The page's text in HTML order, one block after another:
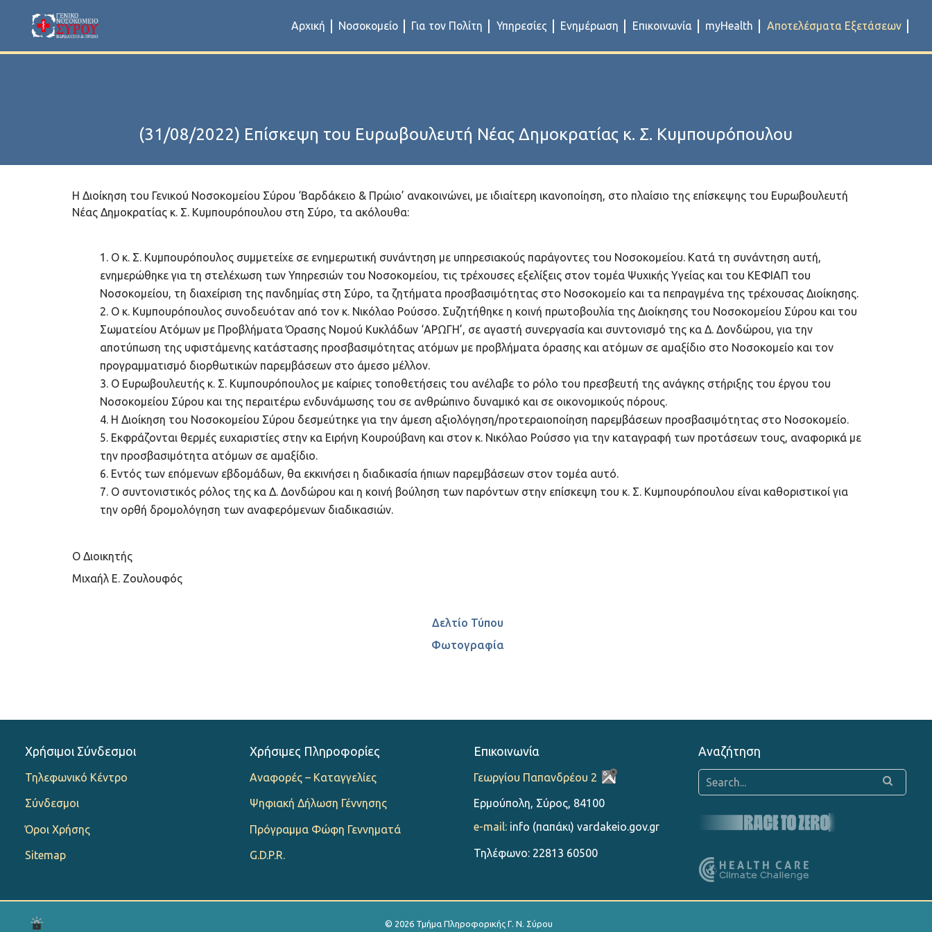
Αρχική Νοσοκομείο Για τον Πολίτη Υπηρεσίες Ενημέρωση Επικοινωνία myHealth Αποτελέσματα Εξετάσεων
(31/08/2022) Επίσκεψη του Ευρωβουλευτή Νέας Δημοκρατίας κ. Σ. Κυμπουρόπουλου
Η Διοίκηση του Γενικού Νοσοκομείου Σύρου ‘Βαρδάκειο & Πρώιο’ ανακοινώνει, με ιδιαίτερη ικανοποίηση, στο πλαίσιο της επίσκεψης του Ευρωβουλευτή
Νέας Δημοκρατίας κ. Σ. Κυμπουρόπουλου στη Σύρο, τα ακόλουθα:
Ο κ. Σ. Κυμπουρόπουλος συμμετείχε σε ενημερωτική συνάντηση με υπηρεσιακούς παράγοντες του Νοσοκομείου. Κατά τη συνάντηση αυτή,
ενημερώθηκε για τη στελέχωση των Υπηρεσιών του Νοσοκομείου, τις τρέχουσες εξελίξεις στον τομέα Ψυχικής Υγείας και του ΚΕΦΙΑΠ του
Νοσοκομείου, τη διαχείριση της πανδημίας στη Σύρο, τα ζητήματα προσβασιμότητας στο Νοσοκομείο και τα πεπραγμένα της τρέχουσας Διοίκησης.
Ο κ. Κυμπουρόπουλος συνοδευόταν από τον κ. Νικόλαο Ρούσσο. Συζητήθηκε η κοινή πρωτοβουλία της Διοίκησης του Νοσοκομείου Σύρου και του
Σωματείου Ατόμων με Προβλήματα Όρασης Νομού Κυκλάδων ‘ΑΡΩΓΗ’, σε αγαστή συνεργασία και συντονισμό της κα Δ. Δονδώρου, για την
αποτύπωση της υφιστάμενης κατάστασης προσβασιμότητας ατόμων με προβλήματα όρασης και ατόμων σε αμαξίδιο στο Νοσοκομείο και τον
προγραμματισμό διορθωτικών παρεμβάσεων στο άμεσο μέλλον.
Ο Ευρωβουλευτής κ. Σ. Κυμπουρόπουλος με καίριες τοποθετήσεις του ανέλαβε το ρόλο του πρεσβευτή της ανάγκης στήριξης του έργου του
Νοσοκομείου Σύρου και της περαιτέρω ενδυνάμωσης του σε ανθρώπινο δυναμικό και σε οικονομικούς πόρους.
Η Διοίκηση του Νοσοκομείου Σύρου δεσμεύτηκε για την άμεση αξιολόγηση/προτεραιοποίηση παρεμβάσεων προσβασιμότητας στο Νοσοκομείο.
Εκφράζονται θερμές ευχαριστίες στην κα Ειρήνη Κουρούβανη και στον κ. Νικόλαο Ρούσσο για την καταγραφή των προτάσεων τους, αναφορικά με
την προσβασιμότητα ατόμων σε αμαξίδιο.
Εντός των επόμενων εβδομάδων, θα εκκινήσει η διαδικασία ήπιων παρεμβάσεων στον τομέα αυτό.
Ο συντονιστικός ρόλος της κα Δ. Δονδώρου και η κοινή βούληση των παρόντων στην επίσκεψη του κ. Σ. Κυμπουρόπουλου είναι καθοριστικοί για
την ορθή δρομολόγηση των αναφερόμενων διαδικασιών.
Ο Διοικητής
Μιχαήλ Ε. Ζουλουφός
Δελτίο Τύπου
Φωτογραφία
Χρήσιμοι Σύνδεσμοι
Τηλεφωνικό Κέντρο
Σύνδεσμοι
Όροι Χρήσης
Sitemap
Χρήσιμες Πληροφορίες
Αναφορές – Καταγγελίες
Ψηφιακή Δήλωση Γέννησης
Πρόγραμμα Φώφη Γεννηματά
G.D.P.R.
Επικοινωνία
Γεωργίου Παπανδρέου 2
Ερμούπολη, Σύρος, 84100
e-mail: info (παπάκι) vardakeio.gov.gr
Τηλέφωνο: 22813 60500
Αναζήτηση
© 2026 Τμήμα Πληροφορικής Γ. Ν. Σύρου